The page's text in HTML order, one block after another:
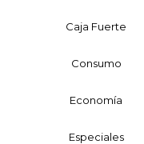
Caja Fuerte
Consumo
Economía
Especiales